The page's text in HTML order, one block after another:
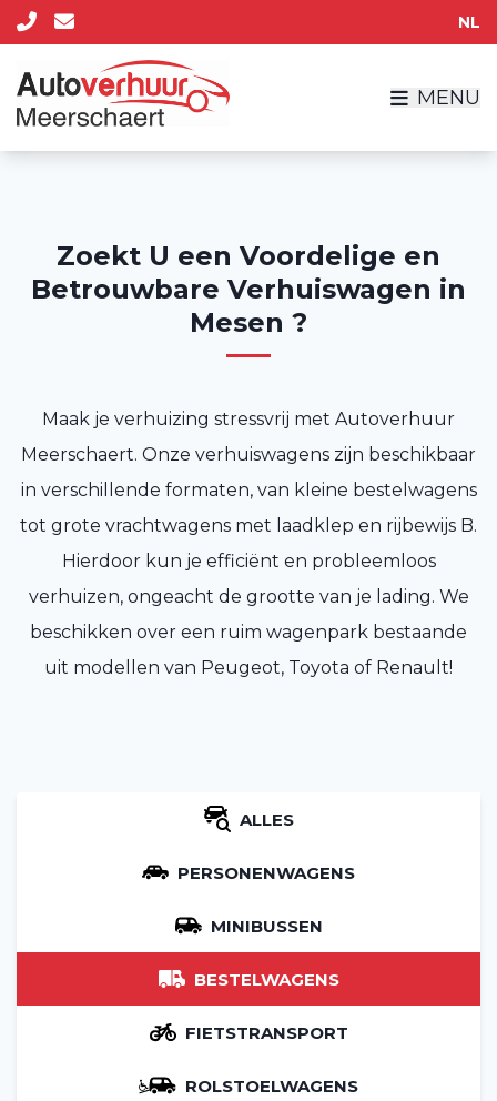
NL
MENU
Zoekt U een Voordelige en
Betrouwbare Verhuiswagen in
Mesen ?
Maak je verhuizing stressvrij met Autoverhuur
Meerschaert. Onze verhuiswagens zijn beschikbaar
in verschillende formaten, van kleine bestelwagens
tot grote vrachtwagens met laadklep en rijbewijs B.
Hierdoor kun je efficiënt en probleemloos
verhuizen, ongeacht de grootte van je lading. We
beschikken over een ruim wagenpark bestaande
uit modellen van Peugeot, Toyota of Renault!
ALLES
PERSONENWAGENS
MINIBUSSEN
BESTELWAGENS
FIETSTRANSPORT
ROLSTOELWAGENS